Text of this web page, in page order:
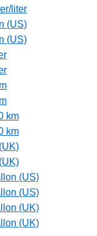
liter
(US)
(US)
km
km
(US)
(US)
(UK)
(UK)